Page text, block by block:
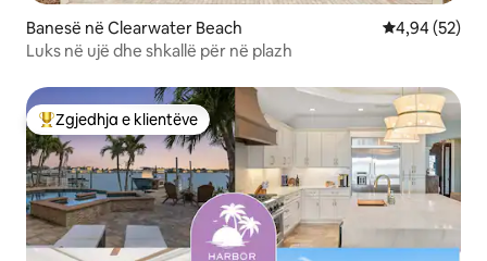
Banesë në Clearwater Beach Vlerësimi
4,94 (52)
Luks në ujë dhe shkallë për në plazh
Më të mirat e zgjedhjeve të klientëve
Zgjedhja e klientëve